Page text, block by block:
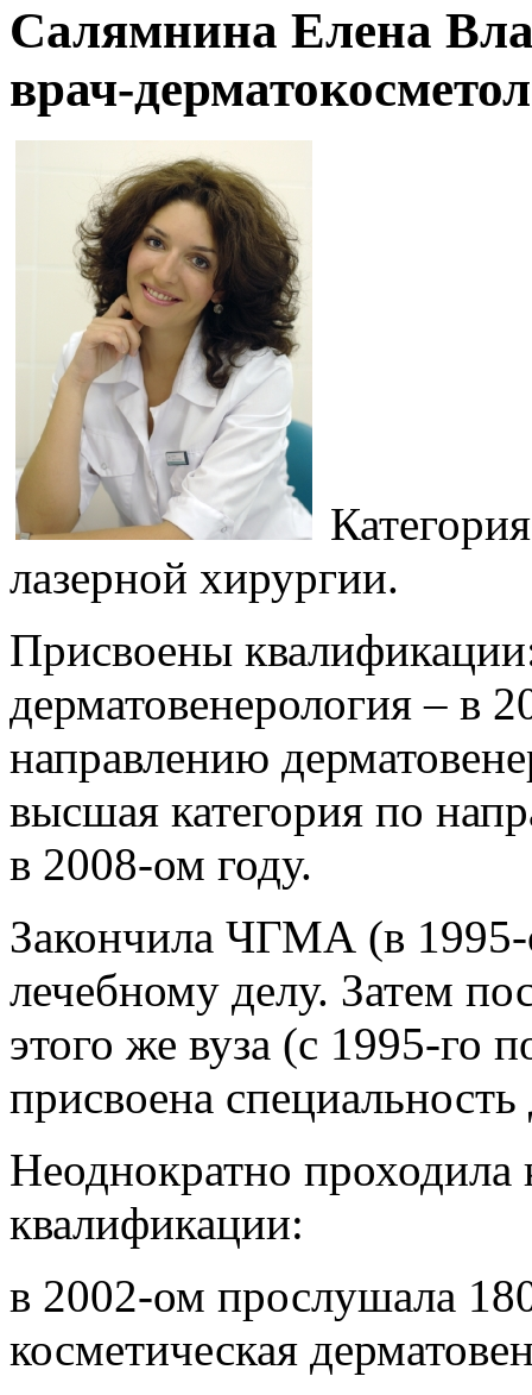
Салямнина Елена
врач-
лазерной хирургии.
Присвоены
дерматовенерология – в
направлению
высшая категория по
в 2008-ом году.
Закончила ЧГМА (в
лечебному делу. Затем
этого же вуза (с 1995-го
присвоена
Неоднократно
квалификации:
в 2002-ом прослушала
косметическая